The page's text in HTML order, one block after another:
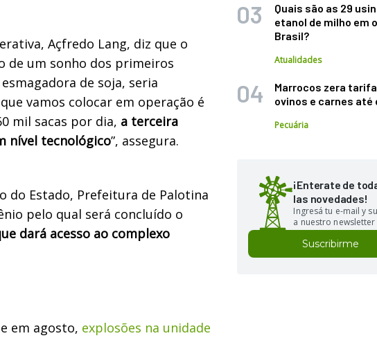
Açfredo Lang, diz que o
de um sonho dos primeiros
de soja, seria
vamos colocar em operação é
mil sacas por dia, a terceira
nível tecnológico”, assegura.
do Estado, Prefeitura de Palotina
pelo qual será concluído o
dará acesso ao complexo
em agosto, explosões na unidade
Quais são as 29
etanol de milho em
Brasil?
Atualidades
Marrocos zera
ovinos e carnes até
Pecuária
¡Enterate de
las novedades!
Ingresá tu e-mail y
a nuestro newsletter
Suscribirme